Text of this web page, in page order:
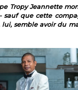
Tropy Jeannette
que cette
semble avoir du